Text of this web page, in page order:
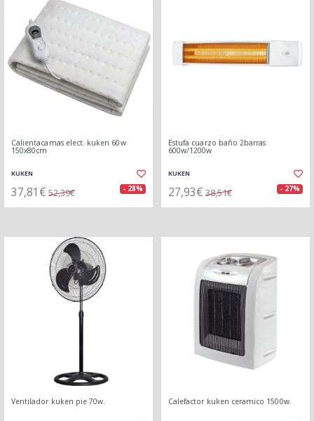
Calientacamas elect. kuken 60w
150x80cm
KUKEN
37,81€ 52,39€ - 28%
Estufa cuarzo baño 2barras
600w/1200w
KUKEN
27,93€ 38,51€ - 27%
Ventilador kuken pie 70w. Calefactor kuken ceramico 1500w.